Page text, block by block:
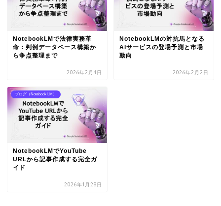
NotebookLMで法律実務革
命：判例データベース構築か
ら争点整理まで
2026年2月4日
NotebookLMの対抗馬となる
AIサービスの登場予測と市場
動向
2026年2月2日
ブログ（Notebook LM）
NotebookLMでYouTube
URLから記事作成する完全ガ
イド
2026年1月28日